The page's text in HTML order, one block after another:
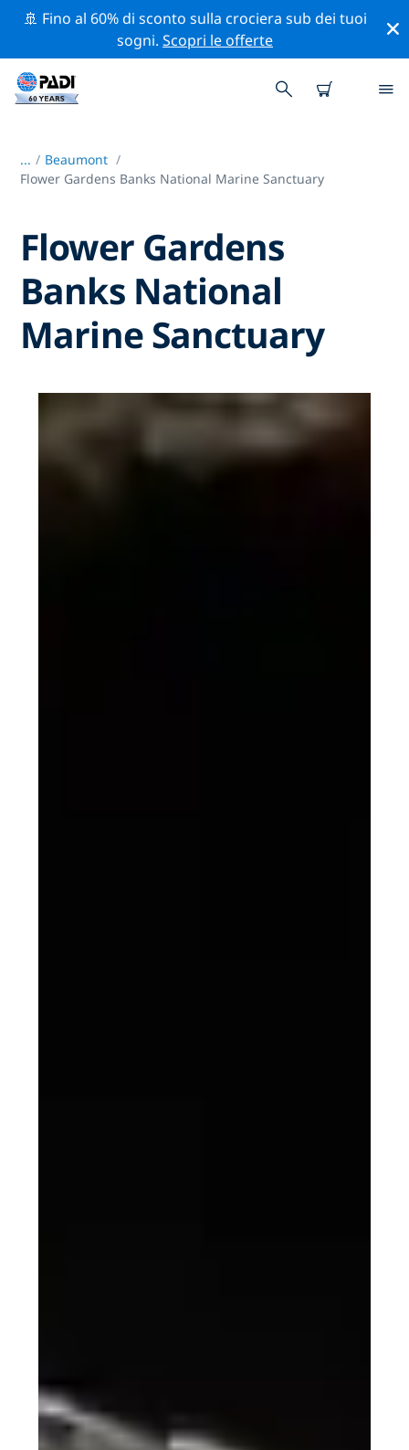
🚢 Fino al 60% di sconto sulla crociera sub dei tuoi
sogni.Scopri le offerte
... / Beaumont
Flower Gardens Banks National Marine Sanctuary
Flower Gardens
Banks National
Marine Sanctuary